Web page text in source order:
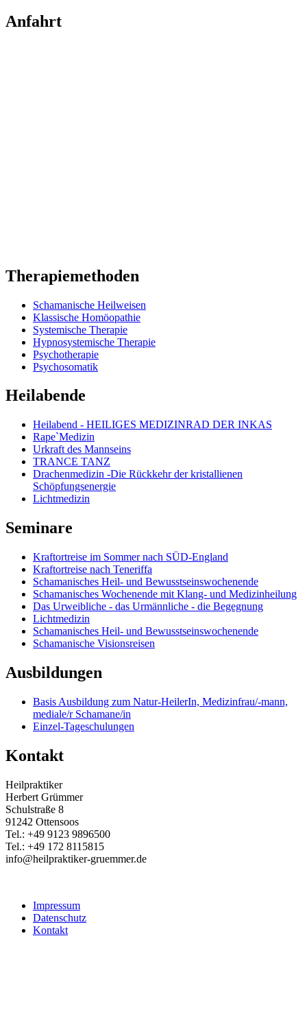
Anfahrt
Therapiemethoden
Schamanische Heilweisen
Klassische Homöopathie
Systemische Therapie
Hypnosystemische Therapie
Psychotherapie
Psychosomatik
Heilabende
Heilabend - HEILIGES MEDIZINRAD DER INKAS
Rape`Medizin
Urkraft des Mannseins
TRANCE TANZ
Drachenmedizin -Die Rückkehr der kristallienen
Schöpfungsenergie
Lichtmedizin
Seminare
Kraftortreise im Sommer nach SÜD-England
Kraftortreise nach Teneriffa
Schamanisches Heil- und Bewusstseinswochenende
Schamanisches Wochenende mit Klang- und Medizinheilung
Das Urweibliche - das Urmännliche - die Begegnung
Lichtmedizin
Schamanisches Heil- und Bewusstseinswochenende
Schamanische Visionsreisen
Ausbildungen
Basis Ausbildung zum Natur-HeilerIn, Medizinfrau/-mann,
mediale/r Schamane/in
Einzel-Tageschulungen
Kontakt
Heilpraktiker
Herbert Grümmer
Schulstraße 8
91242 Ottensoos
Tel.: +49 9123 9896500
Tel.: +49 172 8115815
info@heilpraktiker-gruemmer.de
Impressum
Datenschutz
Kontakt